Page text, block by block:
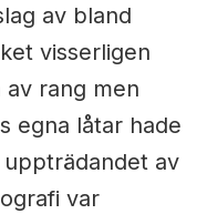
av bland
visserligen
rang men
egna låtar hade
av
var